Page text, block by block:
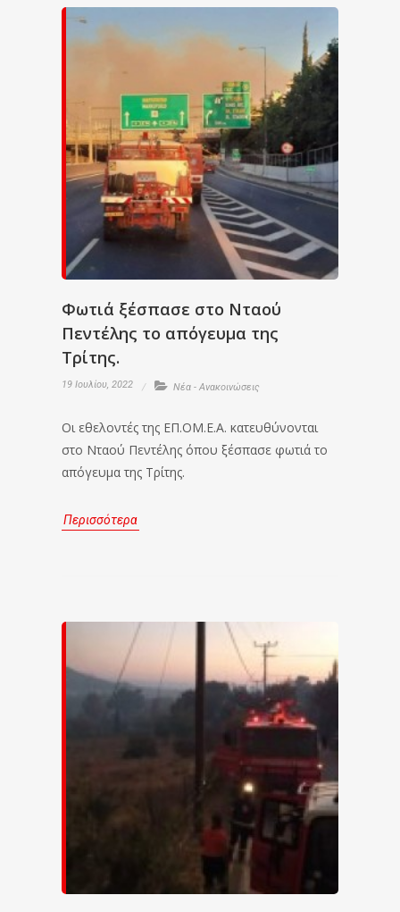
Φωτιά ξέσπασε στο Νταού
Πεντέλης το απόγευμα της
Τρίτης.
19 Ιουλίου, 2022 Νέα - Ανακοινώσεις
Οι εθελοντές της ΕΠ.ΟΜ.Ε.Α. κατευθύνονται
στο Νταού Πεντέλης όπου ξέσπασε φωτιά το
απόγευμα της Τρίτης.
Περισσότερα